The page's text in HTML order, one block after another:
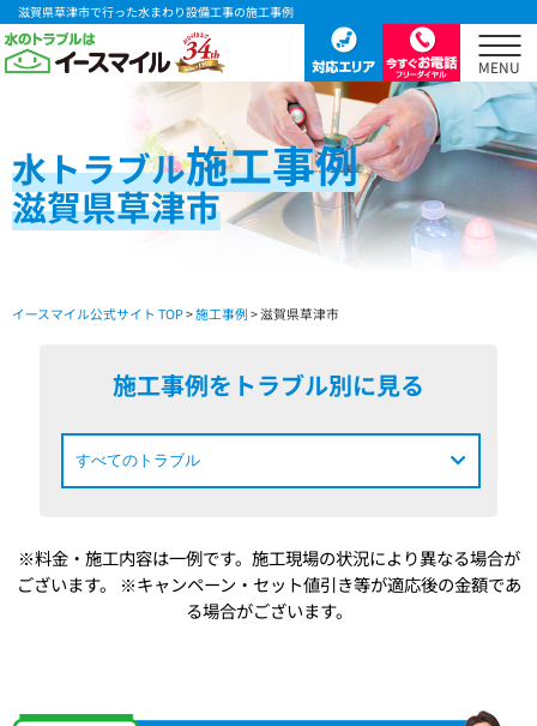
滋賀県草津市で行った水まわり設備工事の施工事例
水トラブル施工事例
滋賀県草津市
イースマイル公式サイト TOP>施工事例 > 滋賀県草津市
施工事例をトラブル別に見る
※料金・施工内容は一例です。施工現場の状況により異なる場合が
ございます。
※キャンペーン・セット値引き等が適応後の金額であ
る場合がございます。